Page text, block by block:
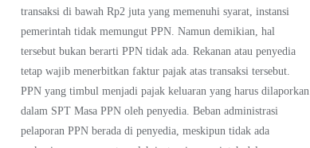
transaksi di bawah Rp2 juta yang memenuhi syarat, instansi
pemerintah tidak memungut PPN. Namun demikian, hal
tersebut bukan berarti PPN tidak ada. Rekanan atau penyedia
tetap wajib menerbitkan faktur pajak atas transaksi tersebut.
PPN yang timbul menjadi pajak keluaran yang harus dilaporkan
dalam SPT Masa PPN oleh penyedia. Beban administrasi
pelaporan PPN berada di penyedia, meskipun tidak ada